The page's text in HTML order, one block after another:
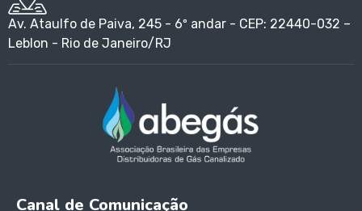
Av. Ataulfo de Paiva, 245 - 6º andar - CEP: 22440-032 –
Leblon - Rio de Janeiro/RJ
Canal de Comunicação